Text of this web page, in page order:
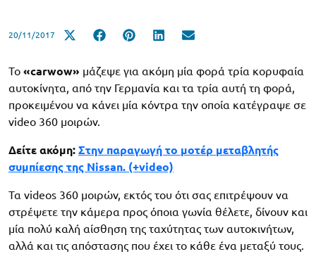
20/11/2017
Το «carwow» μάζεψε για ακόμη μία φορά τρία κορυφαία
αυτοκίνητα, από την Γερμανία και τα τρία αυτή τη φορά,
προκειμένου να κάνει μία κόντρα την οποία κατέγραψε σε
video 360 μοιρών.
Δείτε ακόμη: Στην παραγωγή το μοτέρ μεταβλητής
συμπίεσης της Nissan. (+video)
Τα videos 360 μοιρών, εκτός του ότι σας επιτρέψουν να
στρέψετε την κάμερα προς όποια γωνία θέλετε, δίνουν και
μία πολύ καλή αίσθηση της ταχύτητας των αυτοκινήτων,
αλλά και τις απόστασης που έχει το κάθε ένα μεταξύ τους.